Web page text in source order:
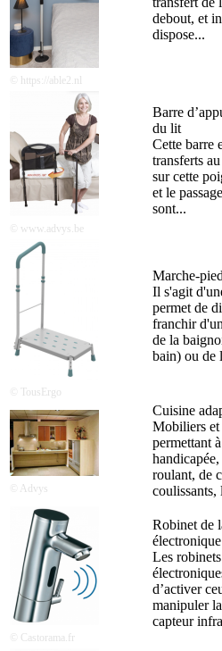
© https://able2.nl
debout, et
dispose...
© www.advys.be
Barre
du lit
Cette barre
transferts
sur cette
et le
sont...
© TousErgo
Marche-
Il s'agit
permet de
franchir
de la
bain) ou de
© Advys
Cuisine
Mobiliers et
permettant
roulant, de
coulissants,
© Castorama.fr
Robinet de
électronique
Les
d’activer
manipuler
capteur